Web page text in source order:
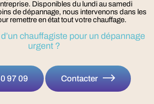
Disponibles du lundi au samedi
de dépannage, nous intervenons dans les
remettre en état tout votre chauffage.
chauffagiste pour un dépannage
urgent ?
97 09 Contacter